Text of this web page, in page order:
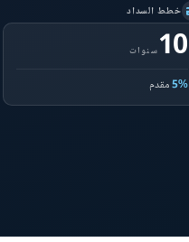
خطط السداد
10سنوات
5%مقدم